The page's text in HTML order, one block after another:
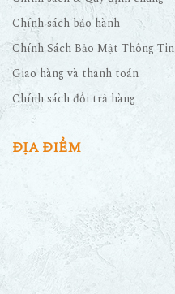
Chính sách bảo hành
Chính Sách Bảo Mật Thông Tin
Giao hàng và thanh toán
Chính sách đổi trả hàng
ĐỊA ĐIỂM